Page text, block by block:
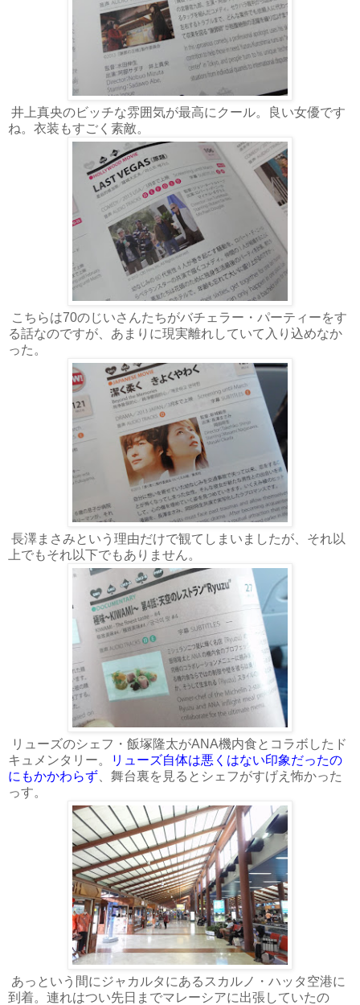
井上真央のビッチな雰囲気が最高にクール。良い女優です
ね。衣装もすごく素敵。
こちらは70のじいさんたちがバチェラー・パーティーをす
る話なのですが、あまりに現実離れしていて入り込めなか
った。
長澤まさみという理由だけで観てしまいましたが、それ以
上でもそれ以下でもありません。
リューズのシェフ・飯塚隆太がANA機内食とコラボしたド
キュメンタリー。
リューズ自体は悪くはない印象だったの
にもかかわらず 、舞台裏を見るとシェフがすげえ怖かった
っす。
あっという間にジャカルタにあるスカルノ・ハッタ空港に
到着。連れはつい先日までマレーシアに出張していたの